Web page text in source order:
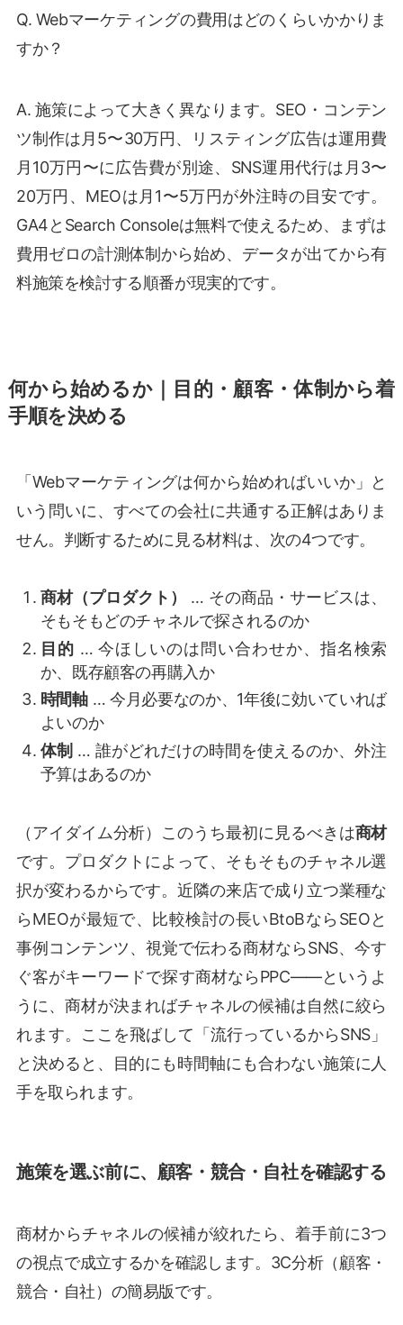
Q. Webマーケティングの費用はどのくらいかかりま
すか？
A. 施策によって大きく異なります。SEO・コンテン
ツ制作は月5〜30万円、リスティング広告は運用費
月10万円〜に広告費が別途、SNS運用代行は月3〜
20万円、MEOは月1〜5万円が外注時の目安です。
GA4とSearch Consoleは無料で使えるため、まずは
費用ゼロの計測体制から始め、データが出てから有
料施策を検討する順番が現実的です。
何から始めるか｜目的・顧客・体制から着
手順を決める
「Webマーケティングは何から始めればいいか」と
いう問いに、すべての会社に共通する正解はありま
せん。判断するために見る材料は、次の4つです。
商材（プロダクト）
… その商品・サービスは、
そもそもどのチャネルで探されるのか
目的 … 今ほしいのは問い合わせか、指名検索
か、既存顧客の再購入か
時間軸… 今月必要なのか、1年後に効いていれば
よいのか
体制 … 誰がどれだけの時間を使えるのか、外注
予算はあるのか
（アイダイム分析）このうち最初に見るべきは商材
です。プロダクトによって、そもそものチャネル選
択が変わるからです。近隣の来店で成り立つ業種な
らMEOが最短で、比較検討の長いBtoBならSEOと
事例コンテンツ、視覚で伝わる商材ならSNS、今す
ぐ客がキーワードで探す商材ならPPC——というよ
うに、商材が決まればチャネルの候補は自然に絞ら
れます。ここを飛ばして「流行っているからSNS」
と決めると、目的にも時間軸にも合わない施策に人
手を取られます。
施策を選ぶ前に、顧客・競合・自社を確認する
商材からチャネルの候補が絞れたら、着手前に3つ
の視点で成立するかを確認します。3C分析（顧客・
競合・自社）の簡易版です。